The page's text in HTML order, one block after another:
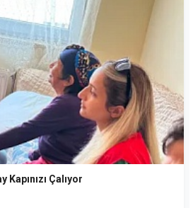
Kapınızı Çalıyor